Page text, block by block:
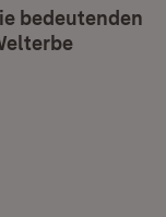
bedeutenden